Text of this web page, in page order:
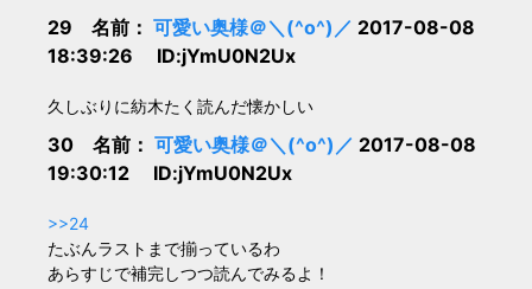
29 名前： 可愛い奥様＠＼(^o^)／ 2017-08-08
18:39:26 ID:jYmU0N2Ux
久しぶりに紡木たく読んだ懐かしい
30 名前： 可愛い奥様＠＼(^o^)／ 2017-08-08
19:30:12 ID:jYmU0N2Ux
>>24
たぶんラストまで揃っているわ
あらすじで補完しつつ読んでみるよ！